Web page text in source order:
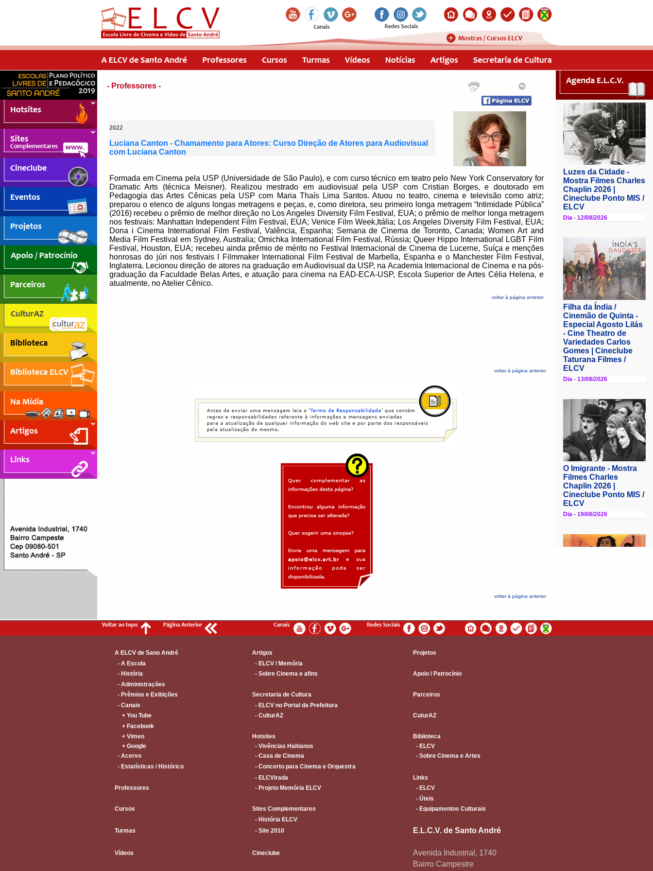
- Professores -
2022
Luciana Canton - Chamamento para Atores: Curso Direção de Atores para Audiovisual
com Luciana Canton
Formada em Cinema pela USP (Universidade de São Paulo), e com curso técnico em teatro pelo New York Conservatory for
Dramatic Arts (técnica Meisner). Realizou mestrado em audiovisual pela USP com Cristian Borges, e doutorado em
Pedagogia das Artes Cênicas pela USP com Maria Thaís Lima Santos. Atuou no teatro, cinema e televisão como atriz;
preparou o elenco de alguns longas metragens e peças, e, como diretora, seu primeiro longa metragem “Intimidade Pública”
(2016) recebeu o prêmio de melhor direção no Los Angeles Diversity Film Festival, EUA; o prêmio de melhor longa metragem
nos festivais: Manhattan Independent Film Festival, EUA; Venice Film Week,Itália; Los Angeles Diversity Film Festival, EUA;
Dona i Cinema International Film Festival, Valência, Espanha; Semana de Cinema de Toronto, Canada; Women Art and
Media Film Festival em Sydney, Australia; Omichka International Film Festival, Rússia; Queer Hippo International LGBT Film
Festival, Houston, EUA; recebeu ainda prêmio de mérito no Festival Internacional de Cinema de Lucerne, Suíça e menções
honrosas do júri nos festivais I Filmmaker International Film Festival de Marbella, Espanha e o Manchester Film Festival,
Inglaterra. Lecionou direção de atores na graduação em Audiovisual da USP, na Academia Internacional de Cinema e na pós-
graduação da Faculdade Belas Artes, e atuação para cinema na EAD-ECA-USP, Escola Superior de Artes Célia Helena, e
atualmente, no Atelier Cênico.
voltar à página anterior
voltar à página anterior
voltar à página anterior
A ELCV de Sano André Artigos
Projetos
- A Escola
- ELCV / Memória
- História
- Sobre Cinema e afins
Apoio / Patrocínio
- Administrações
- Prêmios e Exibições
Secretaria de Cultura
Parceiros
- Canais
- ELCV no Portal da Prefeitura
+ You Tube
- CulturAZ
CuturAZ
+ Facebook
+ Vimeo
Hotsites
Biblioteca
+ Google
- Vivências Haitianos
- ELCV
- Acervo
- Casa de Cinema
- Sobre Cinema e Artes
- Estatísticas / Histórico
- Concerto para Cinema e Orquestra
- ELCVirada
Links
Professores
- Projeto Memória ELCV
- ELCV
- Úteis
Cursos
Sites Complementares
- Equipamentos Culturais
- História ELCV
Turmas
- Site 2010 E.L.C.V. de Santo André
Vídeos Cineclube
Avenida Industrial, 1740
Bairro Campestre